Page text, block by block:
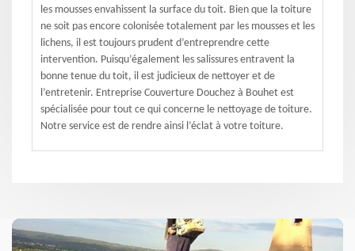
les mousses envahissent la surface du toit. Bien que la toiture
ne soit pas encore colonisée totalement par les mousses et les
lichens, il est toujours prudent d’entreprendre cette
intervention. Puisqu’également les salissures entravent la
bonne tenue du toit, il est judicieux de nettoyer et de
l’entretenir. Entreprise Couverture Douchez à Bouhet est
spécialisée pour tout ce qui concerne le nettoyage de toiture.
Notre service est de rendre ainsi l’éclat à votre toiture.